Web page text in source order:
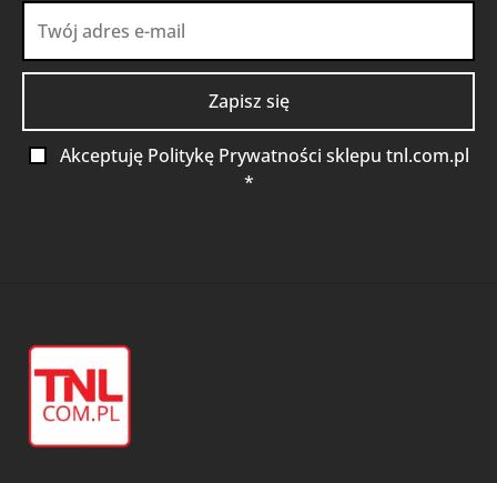
Akceptuję Politykę Prywatności sklepu tnl.com.pl
*